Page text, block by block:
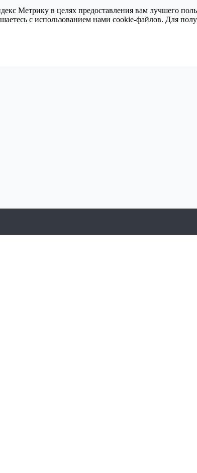
Метрику в целях предоставления вам лучшего
с использованием нами cookie-файлов. Для